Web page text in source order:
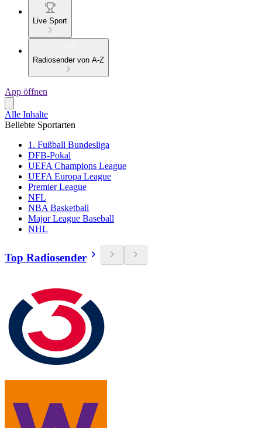
Live Sport
Radiosender von A-Z
App öffnen
Alle Inhalte
Beliebte Sportarten
1. Fußball Bundesliga
DFB-Pokal
UEFA Champions League
UEFA Europa League
Premier League
NFL
NBA Basketball
Major League Baseball
NHL
Top Radiosender